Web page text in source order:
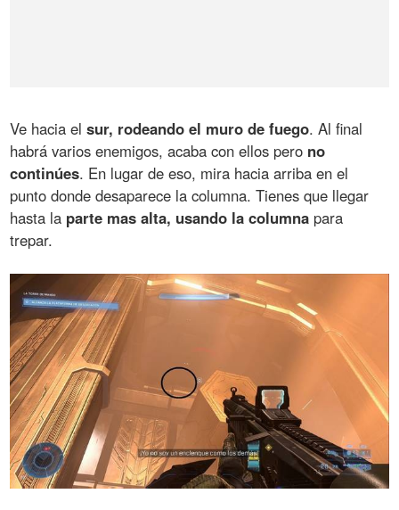
Ve hacia elsur, rodeando el muro de fuego. Al final
habrá varios enemigos, acaba con ellos pero no
continúes. En lugar de eso, mira hacia arriba en el
punto donde desaparece la columna. Tienes que llegar
hasta la parte mas alta, usando la columna para
trepar.